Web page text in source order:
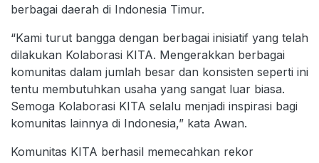
berbagai daerah di Indonesia Timur.
“Kami turut bangga dengan berbagai inisiatif yang telah
dilakukan Kolaborasi KITA. Mengerakkan berbagai
komunitas dalam jumlah besar dan konsisten seperti ini
tentu membutuhkan usaha yang sangat luar biasa.
Semoga Kolaborasi KITA selalu menjadi inspirasi bagi
komunitas lainnya di Indonesia,” kata Awan.
Komunitas KITA berhasil memecahkan rekor